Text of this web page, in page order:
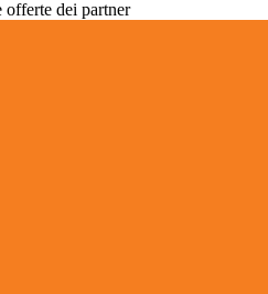
offerte dei partner